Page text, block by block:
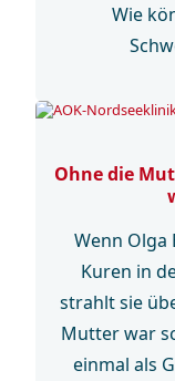
Wie
Ohne die
Wenn
Kuren in
strahlt sie
Mutter war
einmal als